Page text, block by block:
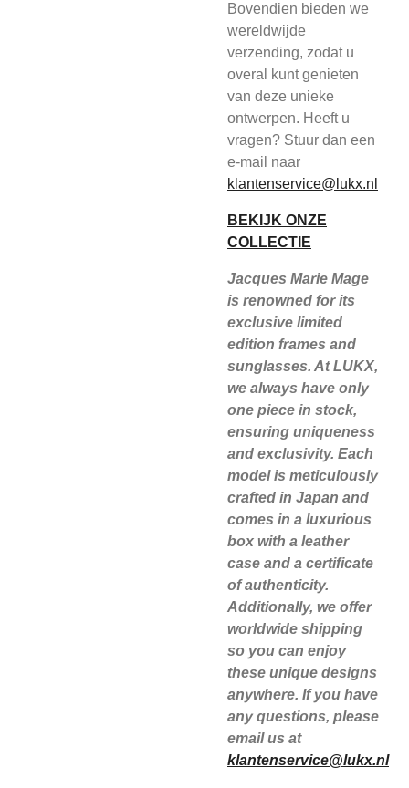
Bovendien bieden we
wereldwijde
verzending, zodat u
overal kunt genieten
van deze unieke
ontwerpen. Heeft u
vragen? Stuur dan een
e-mail naar
klantenservice@lukx.nl
BEKIJK ONZE
COLLECTIE
Jacques Marie Mage
is renowned for its
exclusive limited
edition frames and
sunglasses. At LUKX,
we always have only
one piece in stock,
ensuring uniqueness
and exclusivity. Each
model is meticulously
crafted in Japan and
comes in a luxurious
box with a leather
case and a certificate
of authenticity.
Additionally, we offer
worldwide shipping
so you can enjoy
these unique designs
anywhere. If you have
any questions, please
email us at
klantenservice@lukx.nl